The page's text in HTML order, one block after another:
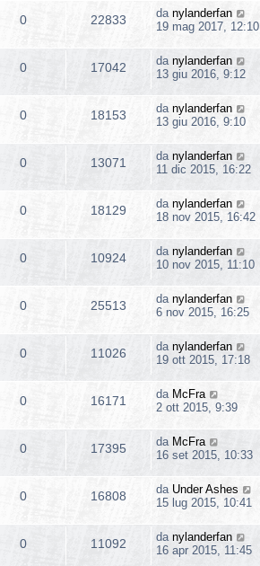
0 22833 da nylanderfan
19 mag 2017, 12:10
0 17042 da nylanderfan
13 giu 2016, 9:12
0 18153 da nylanderfan
13 giu 2016, 9:10
0 13071 da nylanderfan
11 dic 2015, 16:22
0 18129 da nylanderfan
18 nov 2015, 16:42
0 10924 da nylanderfan
10 nov 2015, 11:10
0 25513 da nylanderfan
6 nov 2015, 16:25
0 11026 da nylanderfan
19 ott 2015, 17:18
0 16171 da McFra
2 ott 2015, 9:39
0 17395 da McFra
16 set 2015, 10:33
0 16808 da Under Ashes
15 lug 2015, 10:41
0 11092 da nylanderfan
16 apr 2015, 11:45